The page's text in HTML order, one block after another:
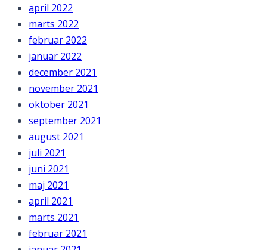
april 2022
marts 2022
februar 2022
januar 2022
december 2021
november 2021
oktober 2021
september 2021
august 2021
juli 2021
juni 2021
maj 2021
april 2021
marts 2021
februar 2021